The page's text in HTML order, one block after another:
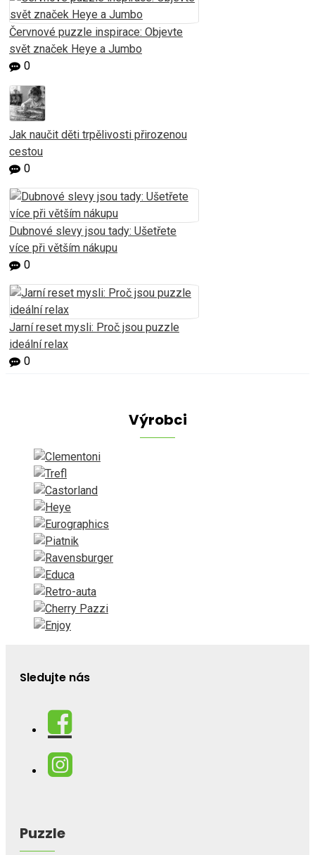
Červnové puzzle inspirace: Objevte
svět značek Heye a Jumbo
0
Jak naučit děti trpělivosti přirozenou
cestou
0
Dubnové slevy jsou tady: Ušetřete
více při větším nákupu
0
Jarní reset mysli: Proč jsou puzzle
ideální relax
0
Výrobci
Sledujte nás
Puzzle